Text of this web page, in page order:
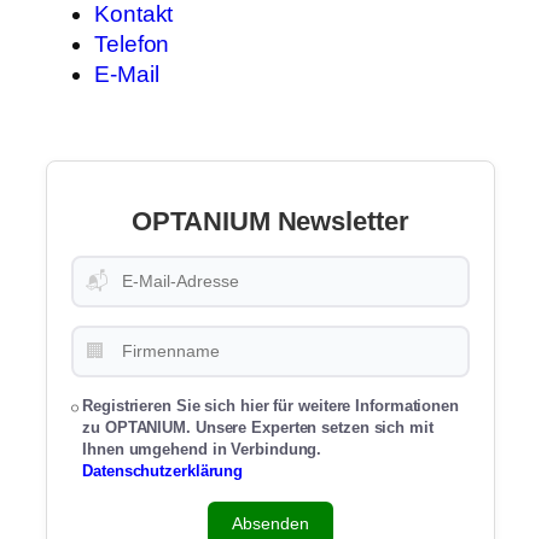
Kontakt
Telefon
E-Mail
OPTANIUM Newsletter
📬
🏢
Registrieren Sie sich hier für weitere Informationen
zu OPTANIUM. Unsere Experten setzen sich mit
Ihnen umgehend in Verbindung.
Datenschutzerklärung
Absenden